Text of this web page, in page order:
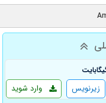
وارد شوید زیرنویس